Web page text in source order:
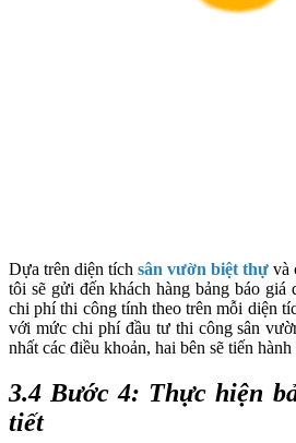
Dựa trên diện tích sân vườn biệt thự và
tôi sẽ gửi đến khách hàng bảng báo
chi phí thi công tính theo trên mỗi diện
với mức chi phí đầu tư thi công sân
nhất các điều khoản, hai bên sẽ tiến
3.4 Bước 4: Thực hiện
tiết